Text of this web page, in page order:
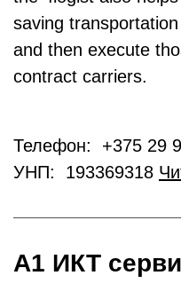
saving
and then execute
contract carriers.
Телефон: +375 29
УНП: 193369318
А1 ИКТ